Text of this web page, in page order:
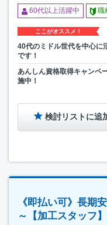
60代以上活躍中 職
ここがオススメ！
40代のミドル世代を中心に
です！
あんしん資格取得キャンペ
施中！
検討リストに追
《即払い可》長期
～【加工スタッフ